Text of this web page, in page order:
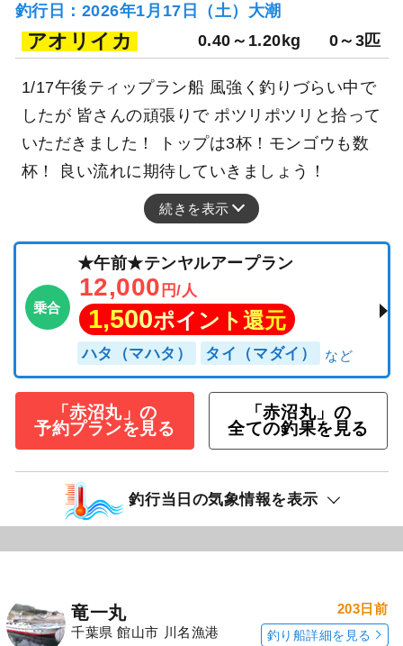
釣行日：2026年1月17日（土）大潮
アオリイカ 0.40～1.20kg 0～3匹
1/17午後ティップラン船 風強く釣りづらい中で
したが 皆さんの頑張りで ポツリポツリと拾って
いただきました！ トップは3杯！モンゴウも数
杯！ 良い流れに期待していきましょう！
続きを表示
乗合
★午前★テンヤルアープラン
12,000 円/人
1,500ポイント還元
ハタ（マハタ） タイ（マダイ）
「赤沼丸」の
予約プランを見る
「赤沼丸」の
全ての釣果を見る
釣行当日の気象情報を表示
竜一丸
千葉県 館山市 川名漁港
203日前
釣り船詳細を見る